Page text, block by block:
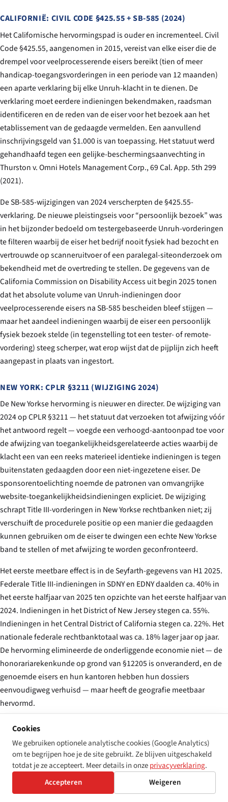
CALIFORNIË: CIVIL CODE §425.55 + SB-585 (2024)
Het Californische hervormingspad is ouder en incrementeel. Civil
Code §425.55, aangenomen in 2015, vereist van elke eiser die de
drempel voor veelprocesserende eisers bereikt (tien of meer
handicap-toegangsvorderingen in een periode van 12 maanden)
een aparte verklaring bij elke Unruh-klacht in te dienen. De
verklaring moet eerdere indieningen bekendmaken, raadsman
identificeren en de reden van de eiser voor het bezoek aan het
etablissement van de gedaagde vermelden. Een aanvullend
inschrijvingsgeld van $1.000 is van toepassing. Het statuut werd
gehandhaafd tegen een gelijke-beschermingsaanvechting in
Thurston v. Omni Hotels Management Corp., 69 Cal. App. 5th 299
(2021).
De SB-585-wijzigingen van 2024 verscherpten de §425.55-
verklaring. De nieuwe pleistingseis voor “persoonlijk bezoek” was
in het bijzonder bedoeld om testergebaseerde Unruh-vorderingen
te filteren waarbij de eiser het bedrijf nooit fysiek had bezocht en
vertrouwde op scanneruitvoer of een paralegal-siteonderzoek om
bekendheid met de overtreding te stellen. De gegevens van de
California Commission on Disability Access uit begin 2025 tonen
dat het absolute volume van Unruh-indieningen door
veelprocesserende eisers na SB-585 bescheiden bleef stijgen —
maar het aandeel indieningen waarbij de eiser een persoonlijk
fysiek bezoek stelde (in tegenstelling tot een tester- of remote-
vordering) steeg scherper, wat erop wijst dat de pijplijn zich heeft
aangepast in plaats van ingestort.
NEW YORK: CPLR §3211 (WIJZIGING 2024)
De New Yorkse hervorming is nieuwer en directer. De wijziging van
2024 op CPLR §3211 — het statuut dat verzoeken tot afwijzing vóór
het antwoord regelt — voegde een verhoogd-aantoonpad toe voor
de afwijzing van toegankelijkheidsgerelateerde acties waarbij de
klacht een van een reeks materieel identieke indieningen is tegen
buitenstaten gedaagden door een niet-ingezetene eiser. De
sponsorentoelichting noemde de patronen van omvangrijke
website-toegankelijkheidsindieningen expliciet. De wijziging
schrapt Title III-vorderingen in New Yorkse rechtbanken niet; zij
verschuift de procedurele positie op een manier die gedaagden
kunnen gebruiken om de eiser te dwingen een echte New Yorkse
band te stellen of met afwijzing te worden geconfronteerd.
Het eerste meetbare effect is in de Seyfarth-gegevens van H1 2025.
Federale Title III-indieningen in SDNY en EDNY daalden ca. 40% in
het eerste halfjaar van 2025 ten opzichte van het eerste halfjaar van
2024. Indieningen in het District of New Jersey stegen ca. 55%.
Indieningen in het Central District of California stegen ca. 22%. Het
nationale federale rechtbanktotaal was ca. 18% lager jaar op jaar.
De hervorming elimineerde de onderliggende economie niet — de
honorariarekenkunde op grond van §12205 is onveranderd, en de
genoemde eisers en hun kantoren hebben hun dossiers
eenvoudigweg verhuisd — maar heeft de geografie meetbaar
hervormd.
FEDERAAL: HET PERENNIALE PRE-SUIT-
KENNISGEVINGWETSVOORSTEL
Het federale equivalent — een pre-suit-kennisgevingwetsvoorstel
gewoonlijk aangehaald als de“ADA Education and Reform Act”— is
door het Huis van Afgevaardigden aangenomen in 2018 maar heeft
nooit de Senaat gehaald. De versie van het 119e Congres,
Cookies
We gebruiken optionele analytische cookies (Google Analytics)
om te begrijpen hoe je de site gebruikt. Ze blijven uitgeschakeld
totdat je ze accepteert. Meer details in onzeprivacyverklaring.
Accepteren
Weigeren